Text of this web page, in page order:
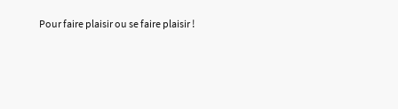
Pour faire plaisir ou se faire plaisir !